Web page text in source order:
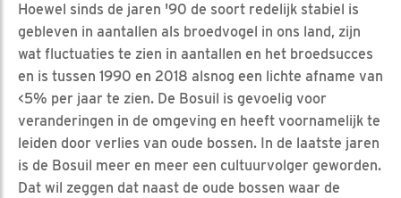
Hoewel sinds de jaren '90 de soort redelijk stabiel is
gebleven in aantallen als broedvogel in ons land, zijn
wat fluctuaties te zien in aantallen en het broedsucces
en is tussen 1990 en 2018 alsnog een lichte afname van
<5% per jaar te zien. De Bosuil is gevoelig voor
veranderingen in de omgeving en heeft voornamelijk te
leiden door verlies van oude bossen. In de laatste jaren
is de Bosuil meer en meer een cultuurvolger geworden.
Dat wil zeggen dat naast de oude bossen waar de